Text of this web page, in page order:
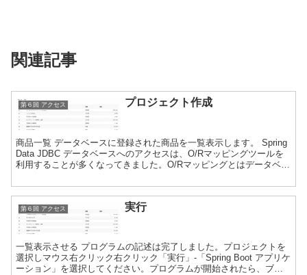
関連記事
第６回 アクセス プロジェクト作成
商品一覧 データベースに登録された商品を一覧表示します。 Spring
Data JDBC データベースへのアクセスは、O/Rマッピングツールを
利用することが多くなってきました。O/Rマッピングとはデータベー
第６回 アクセス 実行
一覧表示させる プログラムの記述は完了しました。プロジェクトを
選択しマウス右クリック右クリック「実行」-「Spring Boot アプリケ
ーション」を選択してください。プログラムが開始されたら、ブラ